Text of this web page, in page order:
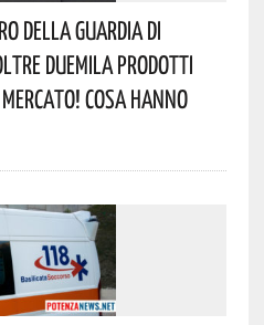
Della Guardia Di
Duemila Prodotti
Cosa Hanno